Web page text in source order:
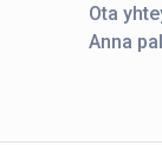
Ota
Anna